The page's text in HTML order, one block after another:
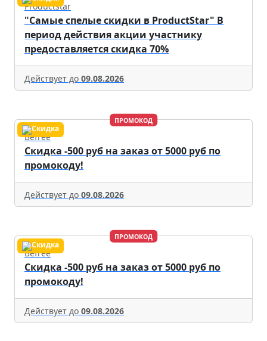
Productstar
"Самые спелые скидки в ProductStar" В
период действия акции участнику
предоставляется скидка 70%
Действует до 09.08.2026
ПРОМОКОД
Befree
Скидка -500 руб на заказ от 5000 руб по
промокоду!
Действует до 09.08.2026
ПРОМОКОД
Befree
Скидка -500 руб на заказ от 5000 руб по
промокоду!
Действует до 09.08.2026